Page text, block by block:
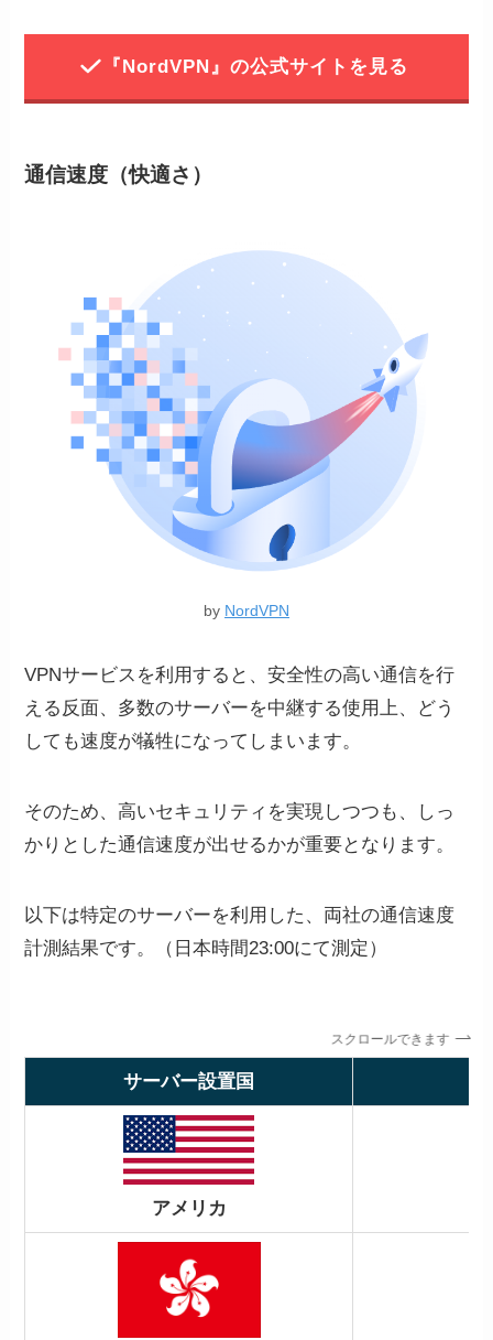
『NordVPN』の公式サイトを見る
通信速度（快適さ）
by NordVPN
VPNサービスを利用すると、安全性の高い通信を行
える反面、多数のサーバーを中継する使用上、どう
しても速度が犠牲になってしまいます。
そのため、高いセキュリティを実現しつつも、しっ
かりとした通信速度が出せるかが重要となります。
以下は特定のサーバーを利用した、両社の通信速度
計測結果です。（日本時間23:00にて測定）
スクロールできます
サーバー設置国
アメリカ